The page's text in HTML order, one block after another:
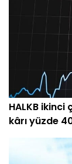
HALKB
kârı yüzde